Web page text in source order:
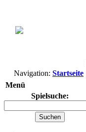
Navigation: Startseite
Menü
Spielsuche: